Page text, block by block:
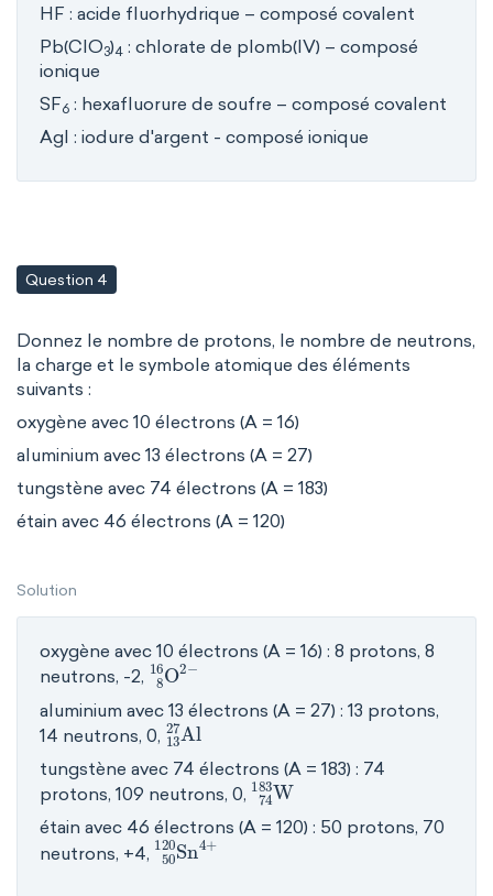
HF : acide fluorhydrique – composé covalent
Pb(ClO3)4 : chlorate de plomb(IV) – composé
ionique
SF6 : hexafluorure de soufre – composé covalent
AgI : iodure d'argent - composé ionique
Question 4
Donnez le nombre de protons, le nombre de neutrons,
la charge et le symbole atomique des éléments
suivants :
oxygène avec 10 électrons (A = 16)
aluminium avec 13 électrons (A = 27)
tungstène avec 74 électrons (A = 183)
étain avec 46 électrons (A = 120)
Solution
oxygène avec 10 électrons (A = 16) : 8 protons, 8
neutrons, -2, O2-
816
aluminium avec 13 électrons (A = 27) : 13 protons,
14 neutrons, 0, Al1327
tungstène avec 74 électrons (A = 183) : 74
protons, 109 neutrons, 0, W74183
étain avec 46 électrons (A = 120) : 50 protons, 70
neutrons, +4, Sn4+50120